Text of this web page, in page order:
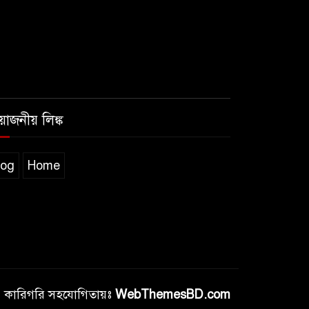
লিঙ্ক
Home
কারিগরি সহযোগিতায়ঃ WebThemesBD.com